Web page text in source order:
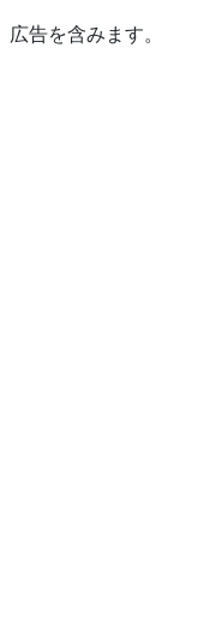
広告を含みます。